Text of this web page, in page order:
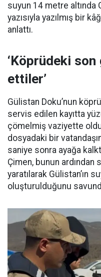
suyun 14 metre altında
yazısıyla yazılmış bir
anlattı.
‘Köprüdeki
ettiler’
Gülistan Doku’nun
servis edilen kayıtta
çömelmiş vaziyette
dosyadaki bir
saniye sonra ayağa
Çimen, bunun
yaratılarak Gülistan’ın
oluşturulduğunu